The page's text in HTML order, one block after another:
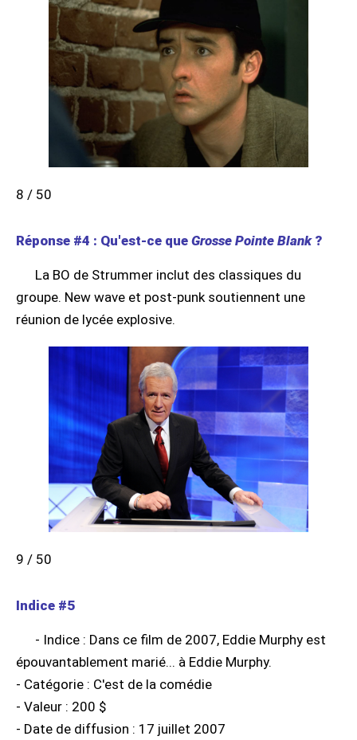
8 / 50
Réponse #4 : Qu'est-ce que Grosse Pointe Blank?
La BO de Strummer inclut des classiques du
groupe. New wave et post-punk soutiennent une
réunion de lycée explosive.
9 / 50
Indice #5
- Indice : Dans ce film de 2007, Eddie Murphy est
épouvantablement marié... à Eddie Murphy.
- Catégorie : C'est de la comédie
- Valeur : 200 $
- Date de diffusion : 17 juillet 2007